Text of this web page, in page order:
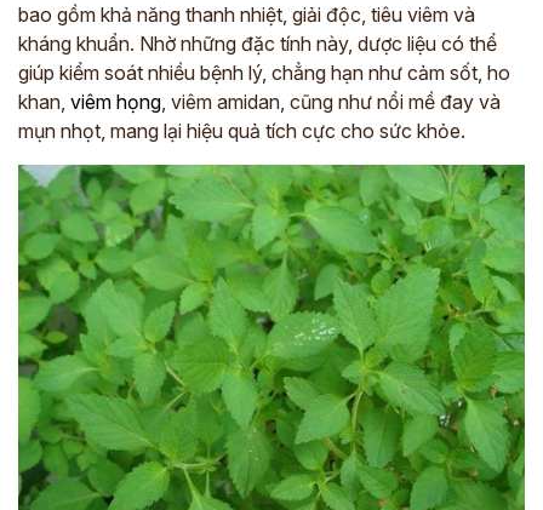
bao gồm khả năng thanh nhiệt, giải độc, tiêu viêm và
kháng khuẩn. Nhờ những đặc tính này, dược liệu có thể
giúp kiểm soát nhiều bệnh lý, chẳng hạn như cảm sốt, ho
khan, viêm họng, viêm amidan, cũng như nổi mề đay và
mụn nhọt, mang lại hiệu quả tích cực cho sức khỏe.